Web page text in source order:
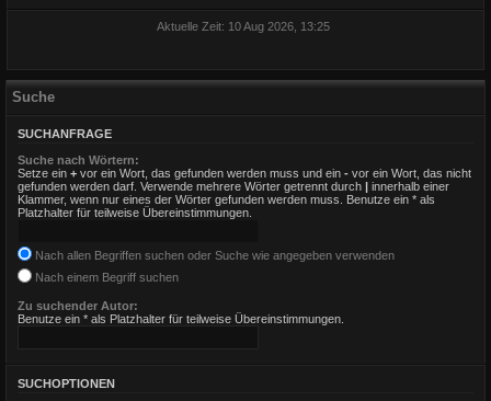
Aktuelle Zeit: 10 Aug 2026, 13:25
Suche
SUCHANFRAGE
Suche nach Wörtern:
Setze ein + vor ein Wort, das gefunden werden muss und ein - vor ein Wort, das nicht
gefunden werden darf. Verwende mehrere Wörter getrennt durch | innerhalb einer
Klammer, wenn nur eines der Wörter gefunden werden muss. Benutze ein * als
Platzhalter für teilweise Übereinstimmungen.
Nach allen Begriffen suchen oder Suche wie angegeben verwenden
Nach einem Begriff suchen
Zu suchender Autor:
Benutze ein * als Platzhalter für teilweise Übereinstimmungen.
SUCHOPTIONEN